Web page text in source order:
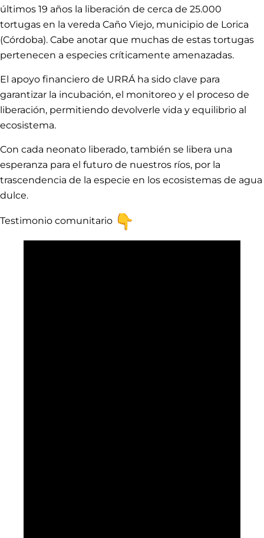
últimos 19 años la liberación de cerca de 25.000
tortugas en la vereda Caño Viejo, municipio de Lorica
(Córdoba). Cabe anotar que muchas de estas tortugas
pertenecen a especies críticamente amenazadas.
El apoyo financiero de URRÁ ha sido clave para
garantizar la incubación, el monitoreo y el proceso de
liberación, permitiendo devolverle vida y equilibrio al
ecosistema.
Con cada neonato liberado, también se libera una
esperanza para el futuro de nuestros ríos, por la
trascendencia de la especie en los ecosistemas de agua
dulce.
Testimonio comunitario